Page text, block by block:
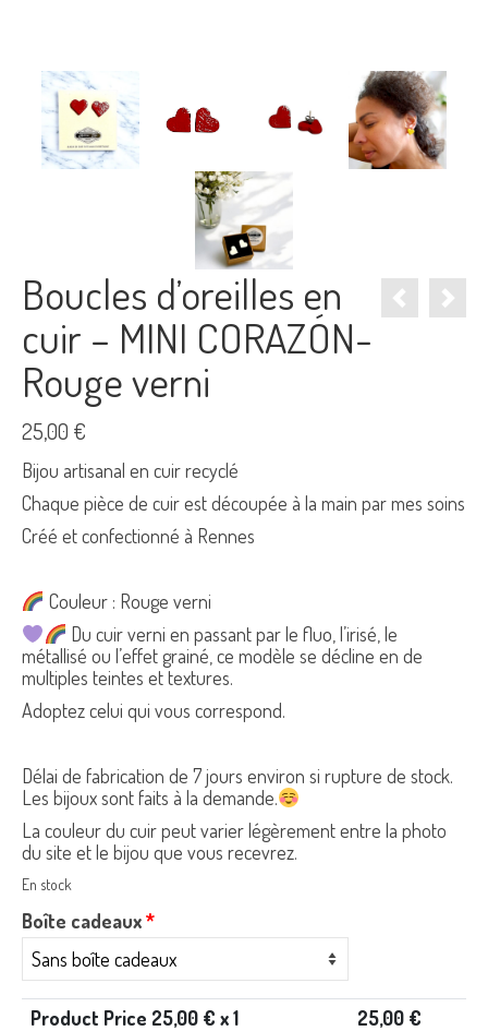
Boucles d’oreilles en
cuir – MINI CORAZÓN-
Rouge verni
25,00 €
Bijou artisanal en cuir recyclé
Chaque pièce de cuir est découpée à la main par mes soins
Créé et confectionné à Rennes
Couleur : Rouge verni
Du cuir verni en passant par le fluo, l’irisé, le
métallisé ou l’effet grainé, ce modèle se décline en de
multiples teintes et textures.
Adoptez celui qui vous correspond.
Délai de fabrication de 7 jours environ si rupture de stock.
Les bijoux sont faits à la demande.
La couleur du cuir peut varier légèrement entre la photo
du site et le bijou que vous recevrez.
En stock
Boîte cadeaux*
Product Price 25,00€ x 1 25,00€